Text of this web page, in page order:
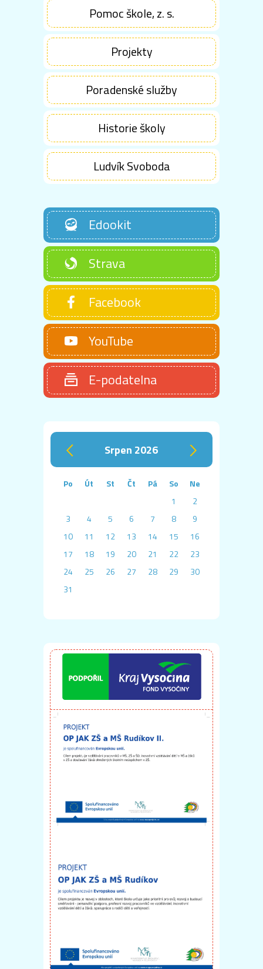
Pomoc škole, z. s.
Projekty
Poradenské služby
Historie školy
Ludvík Svoboda
Edookit
Strava
Facebook
YouTube
E-podatelna
‹ srpen 2026 ›
Po Út St Čt Pá So
Ne
1
2
3
4 5 6 7 8
9
10
11 12 13 14 15
16
17
18 19 20 21 22
23
24
25 26 27 28 29
30
31